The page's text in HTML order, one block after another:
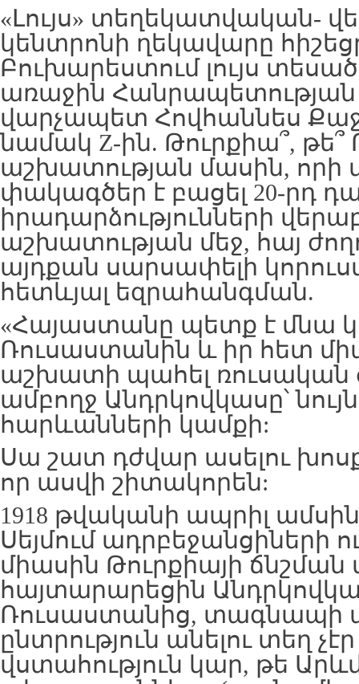
«Լույս» տեղեկատվական-
կենտրոնի ղեկավարը
Բուխարեստում լույս
առաջին
վարչապետ Հովհաննես
նամակ Z-ին. Թուրքիա՞,
աշխատության մասին, որի
փակագծեր է բացել 20-րդ
իրադարձությունների
աշխատության մեջ, հայ
այդքան սարսափելի
հետևյալ եզրահանգման.
«Հայաստանը պետք է մնա
Ռուսաստանին և իր հետ
աշխատի պահել ռուսական
ամբողջ Անդրկովկասը՝
հարևանների կամքի:
Սա շատ դժվար ասելու
որ ասվի շիտակորեն:
1918 թվականի ապրիլ
Սեյմում ադրբեջանցիների
միասին Թուրքիայի
հայտարարեցին
Ռուսաստանից, տագնապի
ընտրություն անելու տեղ
վստահություն կար, թե